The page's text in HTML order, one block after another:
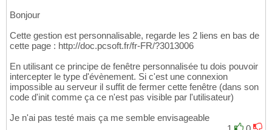
Bonjour
Cette gestion est personnalisable, regarde les 2 liens en bas de
cette page : http://doc.pcsoft.fr/fr-FR/?3013006
En utilisant ce principe de fenêtre personnalisée tu dois pouvoir
intercepter le type d'évènement. Si c'est une connexion
impossible au serveur il suffit de fermer cette fenêtre (dans son
code d'init comme ça ce n'est pas visible par l'utilisateur)
Je n'ai pas testé mais ça me semble envisageable